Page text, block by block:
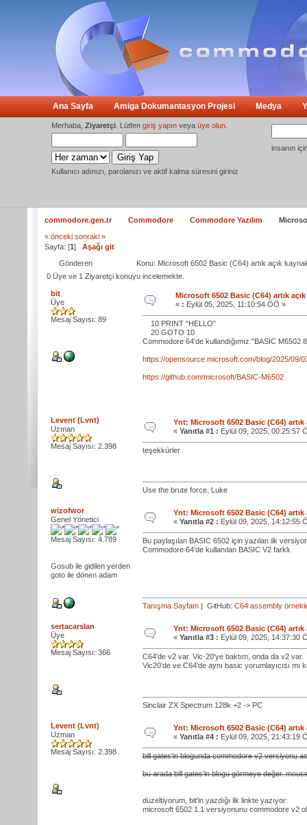
Ana Sayfa Amiga Dokumantasyon Projesi Medya
Merhaba, Ziyaretçi . Lütfen giriş yapın veya üye olun
Kullanıcı adınızı, parolanızı ve aktif kalma süresini giriniz
insanın
commodore.gen.tr Commodore Commodore Yazılım
« önceki sonraki »
Sayfa: [1] Aşağı git
Gönderen
Konu: Microsoft 6502 Basic (C64) artık açık
0 Üye ve 1 Ziyaretçi konuyu incelemekte.
bit
Üye
Mesaj Sayısı: 89
Microsoft 6502 Basic (C64) artık
« : Eylül 05, 2025, 11:10:54 ÖÖ »
10 PRINT “HELLO”
20 GOTO 10
Commodore 64'de kullandığımız "BASIC M6502
https://opensource.microsoft.com/blog/2025/09/
https://github.com/microsoft/BASIC-M6502
Levent (Lvnt)
Uzman
Mesaj Sayısı: 2.398
Ynt: Microsoft 6502 Basic (C64) artık
« Yanıtla #1 : Eylül 09, 2025, 00:25:57
teşekkürler
Use the brute force, Luke
wizofwor
Genel Yönetici
Mesaj Sayısı: 4.789
Gosub ile gidilen yerden
goto ile dönen adam
Ynt: Microsoft 6502 Basic (C64) artık
« Yanıtla #2 : Eylül 09, 2025, 14:12:55
Bu paylaşılan BASIC 6502 için yazılan ilk
Commodore 64'de kullanılan BASIC V2 farklı.
Tanışma Sayfam | GitHub: C64 assembly
sertacarslan
Üye
Mesaj Sayısı: 366
Ynt: Microsoft 6502 Basic (C64) artık
« Yanıtla #3 : Eylül 09, 2025, 14:37:30
C64'de v2 var. Vic-20'ye baktım, onda da v2 var.
Vic20'de ve C64'de aynı basic yorumlayıcısı
Sinclair ZX Spectrum 128k +2 -> PC
Levent (Lvnt)
Uzman
Mesaj Sayısı: 2.398
Ynt: Microsoft 6502 Basic (C64) artık
« Yanıtla #4 : Eylül 09, 2025, 21:43:19
bill gates'in blogunda commodore v2 versiyonu
bu arada bill gates'in blogu görmeye değer.
düzeltiyorum, bit'in yazdığı ilk linkte yazıyor:
microsoft 6502 1.1 versiyonunu commodore v2